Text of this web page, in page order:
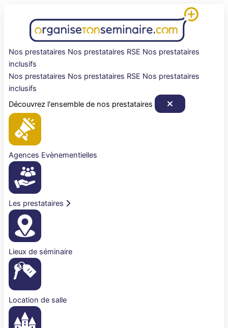
Nos prestataires Nos prestataires RSE Nos prestataires
inclusifs
Nos prestataires Nos prestataires RSE Nos prestataires
inclusifs
Découvrez l'ensemble de nos prestataires
Agences Evènementielles
Les prestataires
Lieux de séminaire
Location de salle